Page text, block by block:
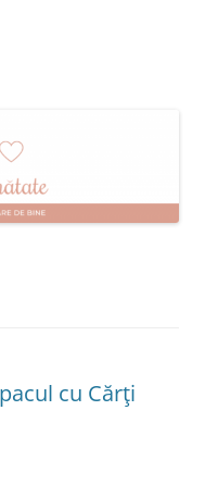
cu Cărţi